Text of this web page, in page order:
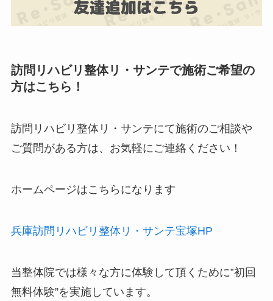
訪問リハビリ整体リ・サンテで施術ご希望の
方はこちら！
訪問リハビリ整体リ・サンテにて施術のご相談や
ご質問がある方は、お気軽にご連絡ください！
ホームページはこちらになります
兵庫訪問リハビリ整体リ・サンテ宝塚HP
当整体院では様々な方に体験して頂くために‟初回
無料体験”を実施しています。